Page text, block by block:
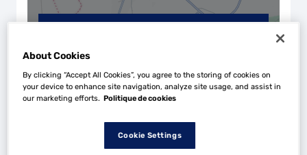
Lundi 08:30 - 12:0013:30 - 17:30
08:30 - 12:00
About Cookies
By clicking “Accept All Cookies”, you agree to the storing of cookies on
your device to enhance site navigation, analyze site usage, and assist in
our marketing efforts. Politique de cookies
Cookie Settings